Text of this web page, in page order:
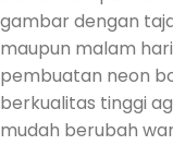
gambar dengan
maupun malam
pembuatan neon
berkualitas tinggi
mudah berubah